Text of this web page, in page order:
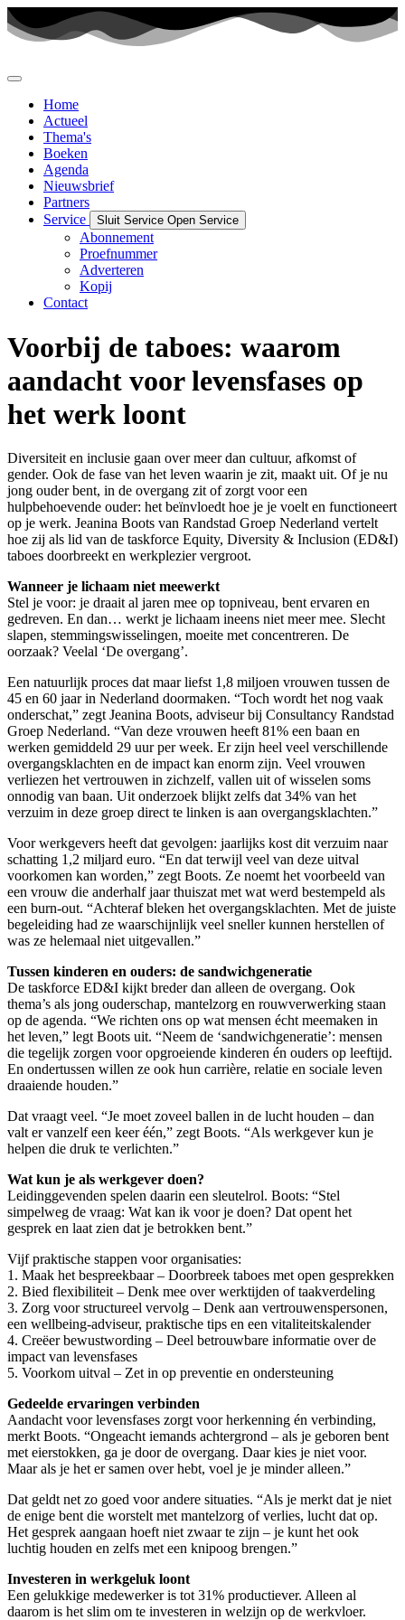
Ga
naar
Home
Actueel
Thema's
Boeken
Agenda
Nieuwsbrief
Partners
Service
Sluit Service Open Service
Abonnement
Proefnummer
Adverteren
Kopij
Contact
Voorbij de taboes: waarom
aandacht voor levensfases op
het werk loont
Diversiteit en inclusie gaan over meer dan cultuur, afkomst of
gender. Ook de fase van het leven waarin je zit, maakt uit. Of je nu
jong ouder bent, in de overgang zit of zorgt voor een
hulpbehoevende ouder: het beïnvloedt hoe je je voelt en functioneert
op je werk. Jeanina Boots van Randstad Groep Nederland vertelt
hoe zij als lid van de taskforce Equity, Diversity & Inclusion (ED&I)
taboes doorbreekt en werkplezier vergroot.
Wanneer je lichaam niet meewerkt
Stel je voor: je draait al jaren mee op topniveau, bent ervaren en
gedreven. En dan… werkt je lichaam ineens niet meer mee. Slecht
slapen, stemmingswisselingen, moeite met concentreren. De
oorzaak? Veelal ‘De overgang’.
Een natuurlijk proces dat maar liefst 1,8 miljoen vrouwen tussen de
45 en 60 jaar in Nederland doormaken. “Toch wordt het nog vaak
onderschat,” zegt Jeanina Boots, adviseur bij Consultancy Randstad
Groep Nederland. “Van deze vrouwen heeft 81% een baan en
werken gemiddeld 29 uur per week. Er zijn heel veel verschillende
overgangsklachten en de impact kan enorm zijn. Veel vrouwen
verliezen het vertrouwen in zichzelf, vallen uit of wisselen soms
onnodig van baan. Uit onderzoek blijkt zelfs dat 34% van het
verzuim in deze groep direct te linken is aan overgangsklachten.”
Voor werkgevers heeft dat gevolgen: jaarlijks kost dit verzuim naar
schatting 1,2 miljard euro. “En dat terwijl veel van deze uitval
voorkomen kan worden,” zegt Boots. Ze noemt het voorbeeld van
een vrouw die anderhalf jaar thuiszat met wat werd bestempeld als
een burn-out. “Achteraf bleken het overgangsklachten. Met de juiste
begeleiding had ze waarschijnlijk veel sneller kunnen herstellen of
was ze helemaal niet uitgevallen.”
Tussen kinderen en ouders: de sandwichgeneratie
De taskforce ED&I kijkt breder dan alleen de overgang. Ook
thema’s als jong ouderschap, mantelzorg en rouwverwerking staan
op de agenda. “We richten ons op wat mensen écht meemaken in
het leven,” legt Boots uit. “Neem de ‘sandwichgeneratie’: mensen
die tegelijk zorgen voor opgroeiende kinderen én ouders op leeftijd.
En ondertussen willen ze ook hun carrière, relatie en sociale leven
draaiende houden.”
Dat vraagt veel. “Je moet zoveel ballen in de lucht houden – dan
valt er vanzelf een keer één,” zegt Boots. “Als werkgever kun je
helpen die druk te verlichten.”
Wat kun je als werkgever doen?
Leidinggevenden spelen daarin een sleutelrol. Boots: “Stel
simpelweg de vraag: Wat kan ik voor je doen? Dat opent het
gesprek en laat zien dat je betrokken bent.”
Vijf praktische stappen voor organisaties:
1. Maak het bespreekbaar – Doorbreek taboes met open gesprekken
2. Bied flexibiliteit – Denk mee over werktijden of taakverdeling
3. Zorg voor structureel vervolg – Denk aan vertrouwenspersonen,
een wellbeing-adviseur, praktische tips en een vitaliteitskalender
4. Creëer bewustwording – Deel betrouwbare informatie over de
impact van levensfases
5. Voorkom uitval – Zet in op preventie en ondersteuning
Gedeelde ervaringen verbinden
Aandacht voor levensfases zorgt voor herkenning én verbinding,
merkt Boots. “Ongeacht iemands achtergrond – als je geboren bent
met eierstokken, ga je door de overgang. Daar kies je niet voor.
Maar als je het er samen over hebt, voel je je minder alleen.”
Dat geldt net zo goed voor andere situaties. “Als je merkt dat je niet
de enige bent die worstelt met mantelzorg of verlies, lucht dat op.
Het gesprek aangaan hoeft niet zwaar te zijn – je kunt het ook
luchtig houden en zelfs met een knipoog brengen.”
Investeren in werkgeluk loont
Een gelukkige medewerker is tot 31% productiever. Alleen al
daarom is het slim om te investeren in welzijn op de werkvloer.